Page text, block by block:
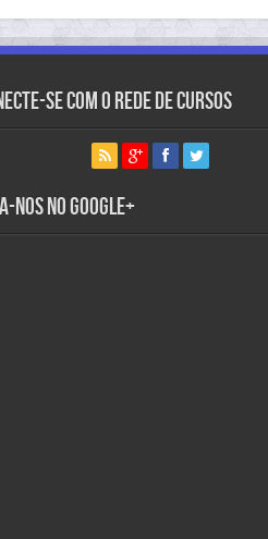
se com o Rede de Cursos
nos no Google+